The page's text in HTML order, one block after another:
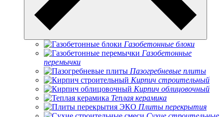
Газобетонные блоки
Газобетонные
перемычки
Пазогребневые плиты
Кирпич строительный
Кирпич облицовочный
Теплая керамика
Плиты перекрытия